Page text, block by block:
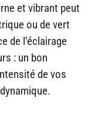
et vibrant peut
ou de vert
de l’éclairage
: un bon
de vos